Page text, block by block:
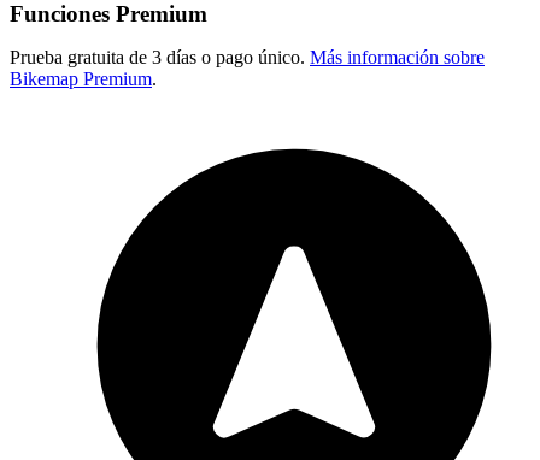
Funciones Premium
Prueba gratuita de 3 días o pago único. Más información sobre
Bikemap Premium.